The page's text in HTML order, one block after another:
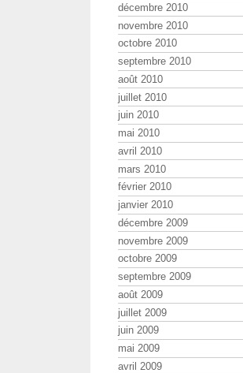
décembre 2010
novembre 2010
octobre 2010
septembre 2010
août 2010
juillet 2010
juin 2010
mai 2010
avril 2010
mars 2010
février 2010
janvier 2010
décembre 2009
novembre 2009
octobre 2009
septembre 2009
août 2009
juillet 2009
juin 2009
mai 2009
avril 2009